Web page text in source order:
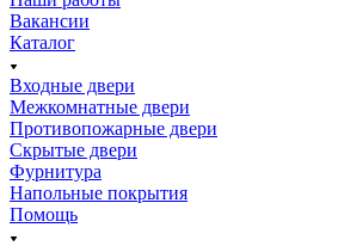
Вакансии
Каталог
Входные двери
Межкомнатные двери
Противопожарные двери
Скрытые двери
Фурнитура
Напольные покрытия
Помощь